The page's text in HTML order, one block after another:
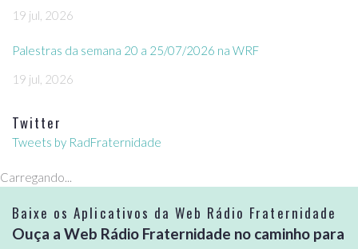
19 jul, 2026
Palestras da semana 20 a 25/07/2026 na WRF
19 jul, 2026
Twitter
Tweets by RadFraternidade
Carregando...
Baixe os Aplicativos da Web Rádio Fraternidade
Ouça a Web Rádio Fraternidade no caminho para